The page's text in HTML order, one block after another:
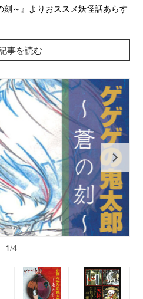
刻～』よりおススメ妖怪話あらす
事を読む
1/4